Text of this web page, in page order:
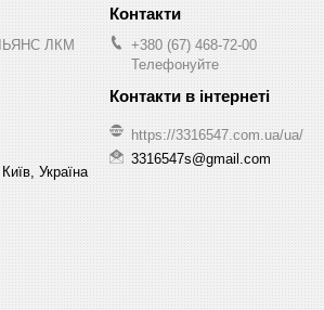
ЛКМ
Україна
+380 (67) 468-72-00
Телефонуйте
https://3316547.com.ua/ua/
3316547s@gmail.com